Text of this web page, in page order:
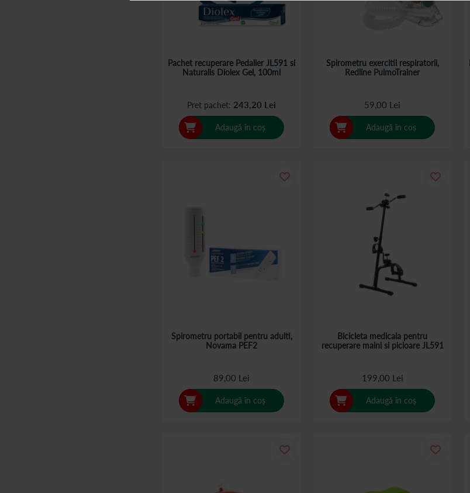
Pachet recuperare Pedalier JL591 si
Naturalis Diolex Gel, 100ml
Pret pachet 243,20 Lei
Adaugă în coș
Spirometru exercitii respiratorii,
Redline PulmoTrainer
59,00 Lei
Adaugă în coș
Spirometru portabil pentru adulti,
Novama PEF2
89,00 Lei
Adaugă în coș
Bicicleta medicala pentru
recuperare maini si picioare JL591
199,00 Lei
Adaugă în coș